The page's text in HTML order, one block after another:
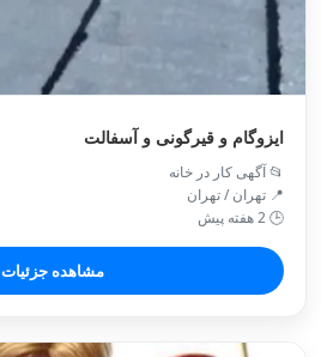
ایزوگام و قیرگونی و آسفالت
📂 آگهی کار در خانه
📍 تهران / تهران
🕒 2 هفته پیش
مشاهده جزئیات